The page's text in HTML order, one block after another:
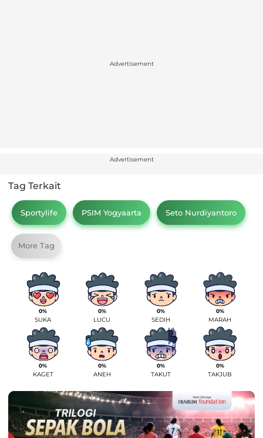
Advertisement
Advertisement
Tag Terkait
Sportylife PSIM Yogyaarta Seto Nurdiyantoro
More Tag
0%
SUKA
0%
LUCU
0%
SEDIH
0%
MARAH
0%
KAGET
0%
ANEH
0%
TAKUT
0%
TAKJUB